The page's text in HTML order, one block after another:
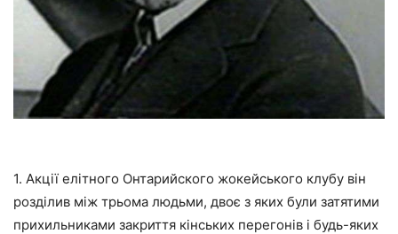
1. Акції елітного Онтарийского жокейського клубу він
розділив між трьома людьми, двоє з яких були затятими
прихильниками закриття кінських перегонів і будь-яких